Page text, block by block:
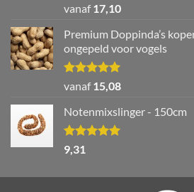
Waardering
uit 5
vanaf17,10
Premium Doppinda’s
ongepeld voor vogels
Waardering
uit 5
vanaf15,08
Notenmixslinger - 150cm
Waardering
5.00
9,31